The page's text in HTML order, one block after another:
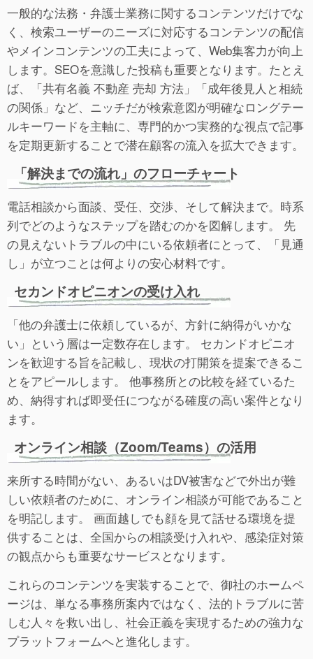
一般的な法務・弁護士業務に関するコンテンツだけでな
く、検索ユーザーのニーズに対応するコンテンツの配信
やメインコンテンツの工夫によって、Web集客力が向上
します。SEOを意識した投稿も重要となります。たとえ
ば、「共有名義 不動産 売却 方法」「成年後見人と相続
の関係」など、ニッチだが検索意図が明確なロングテー
ルキーワードを主軸に、専門的かつ実務的な視点で記事
を定期更新することで潜在顧客の流入を拡大できます。
「解決までの流れ」のフローチャート
電話相談から面談、受任、交渉、そして解決まで。時系
列でどのようなステップを踏むのかを図解します。 先
の見えないトラブルの中にいる依頼者にとって、「見通
し」が立つことは何よりの安心材料です。
セカンドオピニオンの受け入れ
「他の弁護士に依頼しているが、方針に納得がいかな
い」という層は一定数存在します。 セカンドオピニオ
ンを歓迎する旨を記載し、現状の打開策を提案できるこ
とをアピールします。 他事務所との比較を経ているた
め、納得すれば即受任につながる確度の高い案件となり
ます。
オンライン相談（Zoom/Teams）の活用
来所する時間がない、あるいはDV被害などで外出が難
しい依頼者のために、オンライン相談が可能であること
を明記します。 画面越しでも顔を見て話せる環境を提
供することは、全国からの相談受け入れや、感染症対策
の観点からも重要なサービスとなります。
これらのコンテンツを実装することで、御社のホームペ
ージは、単なる事務所案内ではなく、法的トラブルに苦
しむ人々を救い出し、社会正義を実現するための強力な
プラットフォームへと進化します。